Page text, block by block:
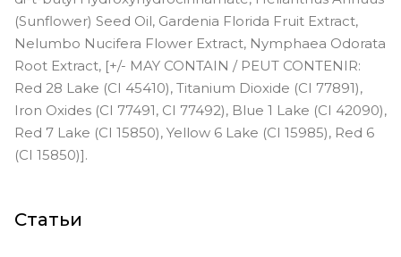
(Sunflower) Seed Oil, Gardenia Florida Fruit Extract,
Nelumbo Nucifera Flower Extract, Nymphaea Odorata
Root Extract, [+/- MAY CONTAIN / PEUT CONTENIR:
Red 28 Lake (CI 45410), Titanium Dioxide (CI 77891),
Iron Oxides (CI 77491, CI 77492), Blue 1 Lake (CI 42090),
Red 7 Lake (CI 15850), Yellow 6 Lake (CI 15985), Red 6
(CI 15850)].
Статьи